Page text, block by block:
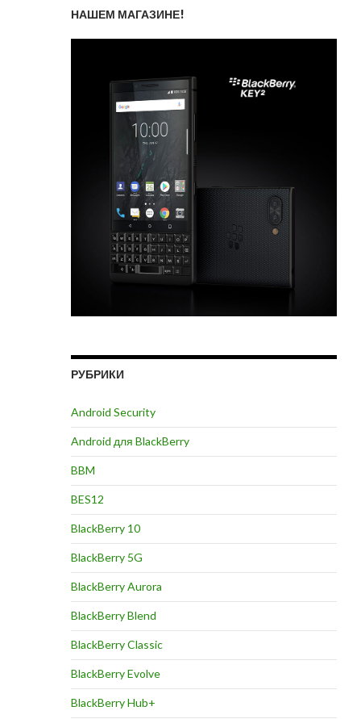
НАШЕМ МАГАЗИНЕ!
РУБРИКИ
Android Security
Android для BlackBerry
BBM
BES12
BlackBerry 10
BlackBerry 5G
BlackBerry Aurora
BlackBerry Blend
BlackBerry Classic
BlackBerry Evolve
BlackBerry Hub+